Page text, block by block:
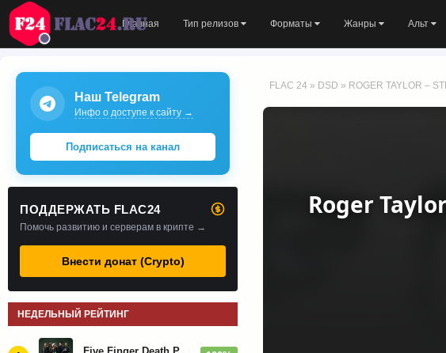
Главная Тип релизов Форматы Жанры Альт
FLAC 24 » DSD » ROGER TAYLOR ‎–
Roger
Наш Telegram
Инфо о доступе к сайту →
Подписаться на канал
ПОДДЕРЖАТЬ FLAC24
Помочь развитию и серверам в крипте →
Внести донат (Crypto)
НЕДЕЛЬНЫЙ РЕЙТИНГ
Five Finger Death Punch - Дискография (2008-2026)